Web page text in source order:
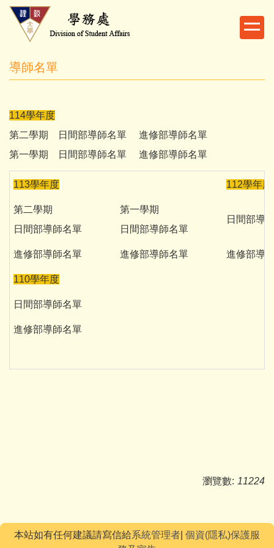
跳
內
容
導師名單
114學年度
第二學期
日間部導師名單
進修部導師名單
第一學期
日間部導師名單 進修部導師名單
113學年度 112學年度
第二學期
日間部導師名單
第一學期
日間部導師名單
日間部導
進修部導師名單 進修部導師名單 進修部導
110學年度
日間部導師名單
進修部導師名單
瀏覽數: 11224
本站如有任何建議請寫信給系統管理者 個資(隱私)保護服